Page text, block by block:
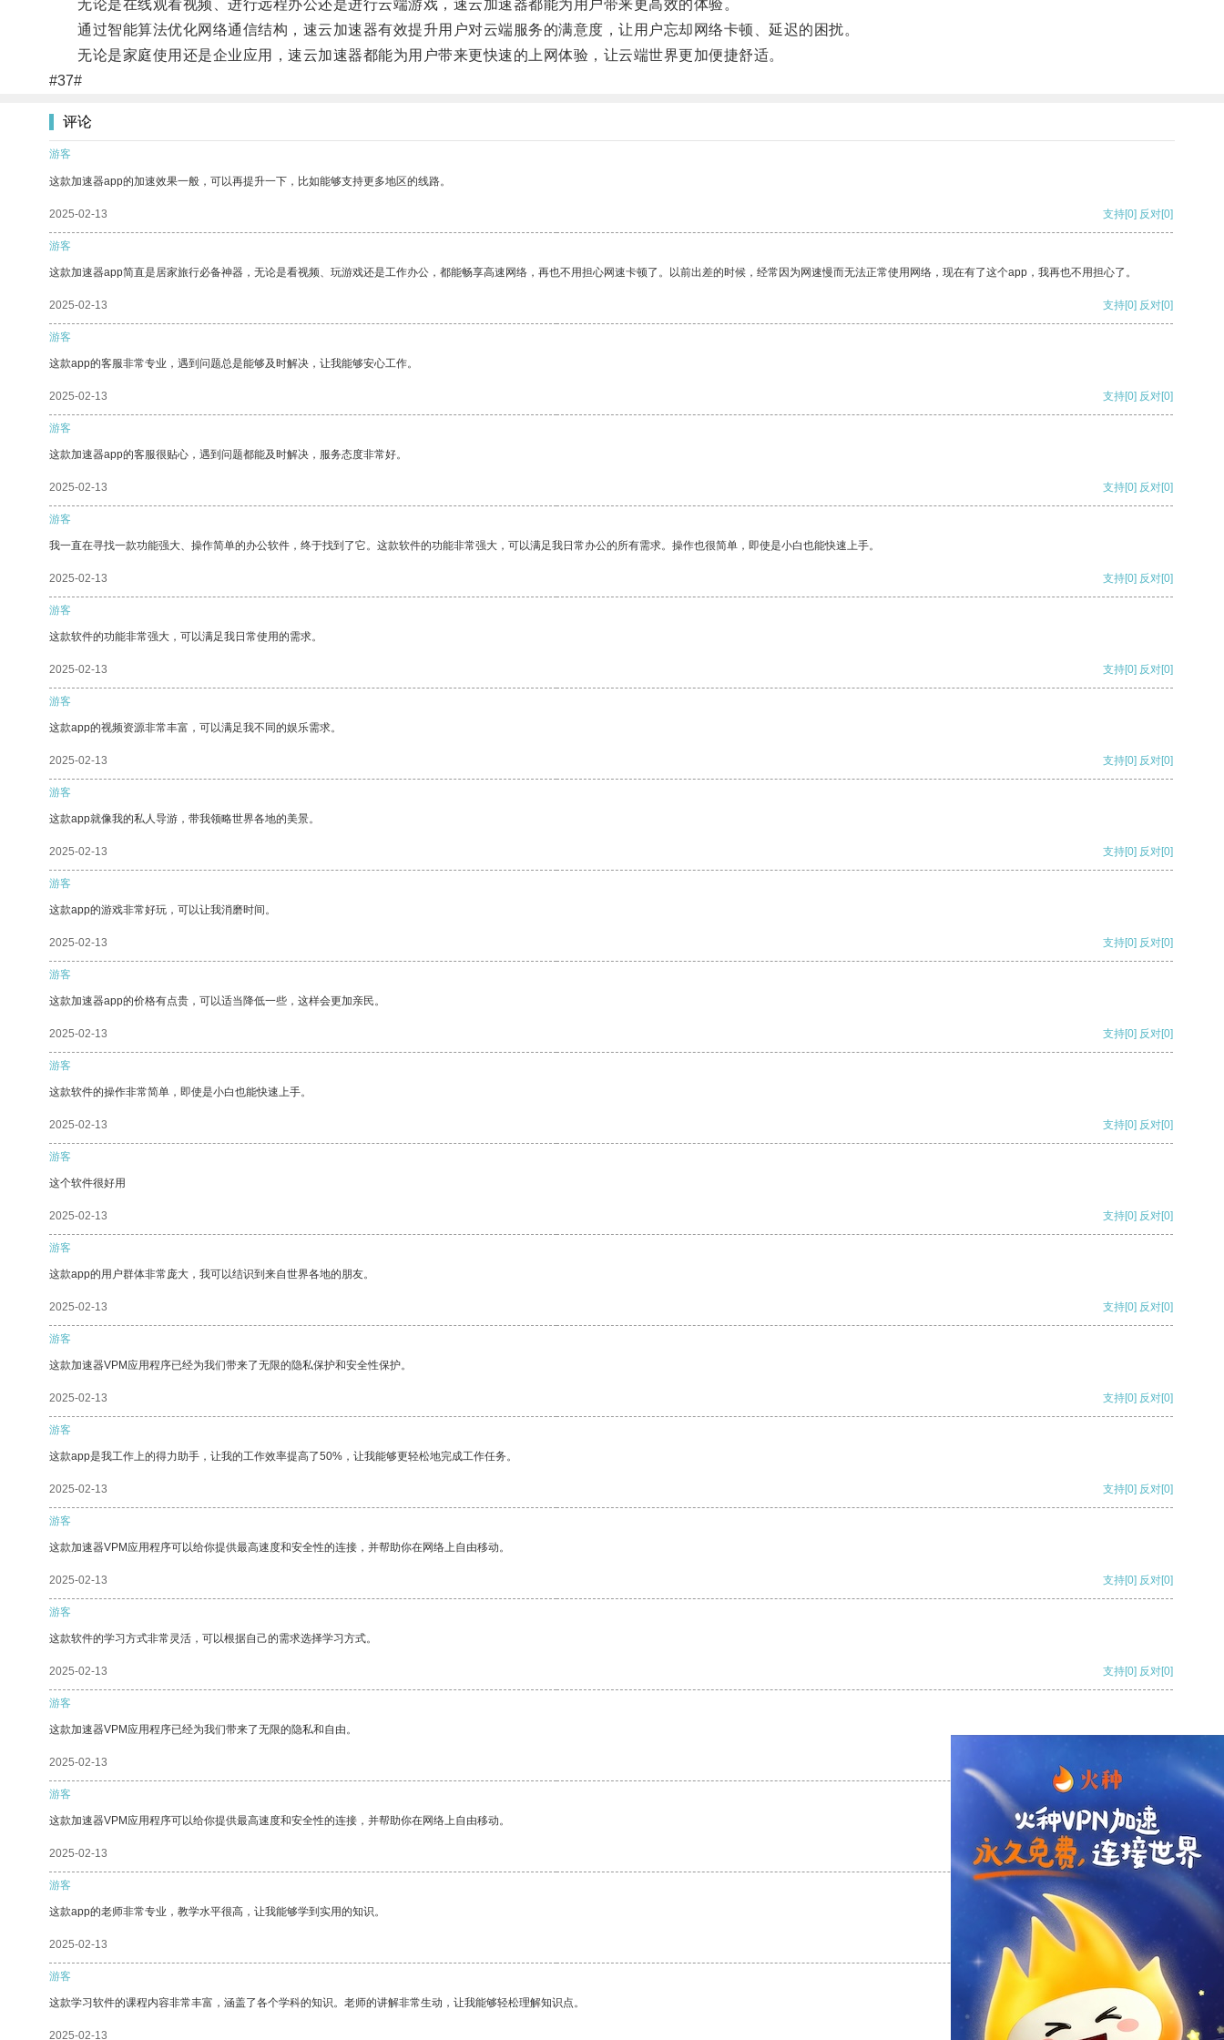
无论是在线观看视频、进行远程办公还是进行云端游戏，速云加速器都能为用户带来更高效的体验。
通过智能算法优化网络通信结构，速云加速器有效提升用户对云端服务的满意度，让用户忘却网络卡顿、延迟的困扰。
无论是家庭使用还是企业应用，速云加速器都能为用户带来更快速的上网体验，让云端世界更加便捷舒适。
#37#
评论
游客
这款加速器app的加速效果一般，可以再提升一下，比如能够支持更多地区的线路。
2025-02-13 支持[0] 反对[0]
游客
这款加速器app简直是居家旅行必备神器，无论是看视频、玩游戏还是工作办公，都能畅享高速网络，再也不用担心网速卡顿了。以前出差的时候，经常因为网速慢而无法正常使用网络，现在有了这个app，我再也不用担心了。
2025-02-13 支持[0] 反对[0]
游客
这款app的客服非常专业，遇到问题总是能够及时解决，让我能够安心工作。
2025-02-13 支持[0] 反对[0]
游客
这款加速器app的客服很贴心，遇到问题都能及时解决，服务态度非常好。
2025-02-13 支持[0] 反对[0]
游客
我一直在寻找一款功能强大、操作简单的办公软件，终于找到了它。这款软件的功能非常强大，可以满足我日常办公的所有需求。操作也很简单，即使是小白也能快速上手。
2025-02-13 支持[0] 反对[0]
游客
这款软件的功能非常强大，可以满足我日常使用的需求。
2025-02-13 支持[0] 反对[0]
游客
这款app的视频资源非常丰富，可以满足我不同的娱乐需求。
2025-02-13 支持[0] 反对[0]
游客
这款app就像我的私人导游，带我领略世界各地的美景。
2025-02-13 支持[0] 反对[0]
游客
这款app的游戏非常好玩，可以让我消磨时间。
2025-02-13 支持[0] 反对[0]
游客
这款加速器app的价格有点贵，可以适当降低一些，这样会更加亲民。
2025-02-13 支持[0] 反对[0]
游客
这款软件的操作非常简单，即使是小白也能快速上手。
2025-02-13 支持[0] 反对[0]
游客
这个软件很好用
2025-02-13 支持[0] 反对[0]
游客
这款app的用户群体非常庞大，我可以结识到来自世界各地的朋友。
2025-02-13 支持[0] 反对[0]
游客
这款加速器VPM应用程序已经为我们带来了无限的隐私保护和安全性保护。
2025-02-13 支持[0] 反对[0]
游客
这款app是我工作上的得力助手，让我的工作效率提高了50%，让我能够更轻松地完成工作任务。
2025-02-13 支持[0] 反对[0]
游客
这款加速器VPM应用程序可以给你提供最高速度和安全性的连接，并帮助你在网络上自由移动。
2025-02-13 支持[0] 反对[0]
游客
这款软件的学习方式非常灵活，可以根据自己的需求选择学习方式。
2025-02-13 支持[0] 反对[0]
游客
这款加速器VPM应用程序已经为我们带来了无限的隐私和自由。
2025-02-13
游客
这款加速器VPM应用程序可以给你提供最高速度和安全性的连接，并帮助你在网络上自由移动。
2025-02-13 支持 [0] 反对[0]
游客
这款app的老师非常专业，教学水平很高，让我能够学到实用的知识。
2025-02-13 支持[0] 反对
游客
这款学习软件的课程内容非常丰富，涵盖了各个学科的知识。老师的讲解非常生动，让我能够轻松理解知识点。
2025-02-13 支持[0] 反对[0]